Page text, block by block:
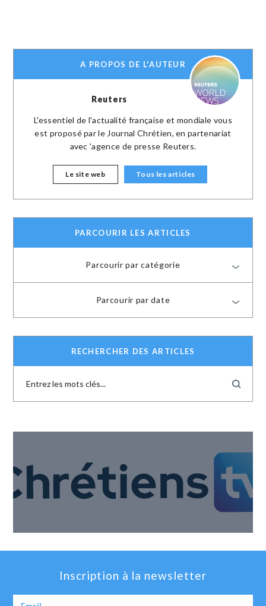
A PROPOS DE L'AUTEUR
Reuters
L'essentiel de l'actualité française et mondiale vous
est proposé par le Journal Chrétien, en partenariat
avec 'agence de presse Reuters.
Le site web Tous les articles
PARCOURIR LES ARTICLES
Parcourir par catégorie
Parcourir par date
RECHERCHER DES ARTICLES
Inscription à la newsletter